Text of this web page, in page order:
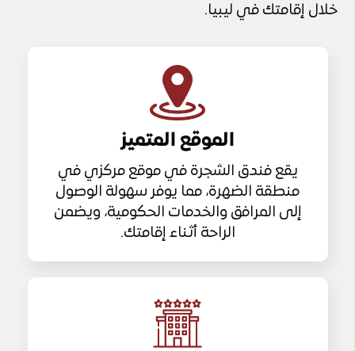
خلال إقامتك في ليبيا.
الموقع المتميز
يقع فندق الشجرة في موقع مركزي في
منطقة الضهرة، مما يوفر سهولة الوصول
إلى المرافق والخدمات الحكومية، ويضمن
الراحة أثناء إقامتك.